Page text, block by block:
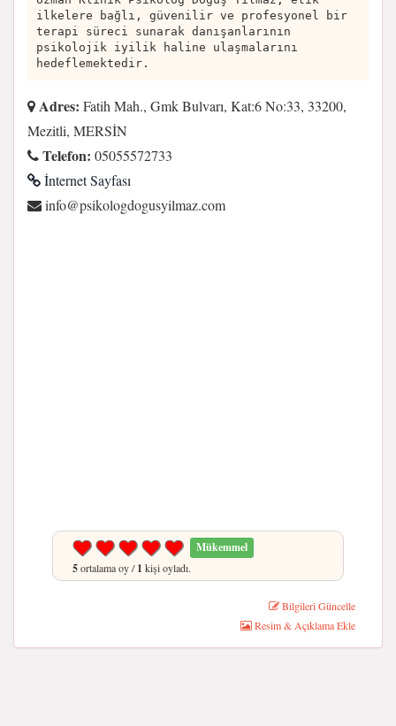
ilkelere bağlı, güvenilir ve profesyonel bir
terapi süreci sunarak danışanlarının
psikolojik iyilik haline ulaşmalarını
hedeflemektedir.
Adres: Fatih Mah., Gmk Bulvarı, Kat:6 No:33, 33200,
Mezitli, MERSİN
Telefon: 05055572733
İnternet Sayfası
moc.zamliysugodgolokisp@ofni
Mükemmel
5ortalama oy /1 kişi oyladı.
Bilgileri Güncelle
Resim & Açıklama Ekle